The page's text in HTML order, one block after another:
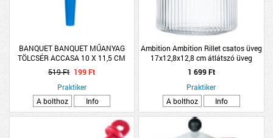
BANQUET BANQUET MŰANYAG
TÖLCSÉR ACCASA 10 X 11,5 CM
VEGYES SZÍNEK
519 Ft 199 Ft
Praktiker
A bolthoz
Info
Ambition Ambition Rillet csatos üveg
17x12,8x12,8 cm átlátszó üveg
1 699 Ft
Praktiker
A bolthoz
Info